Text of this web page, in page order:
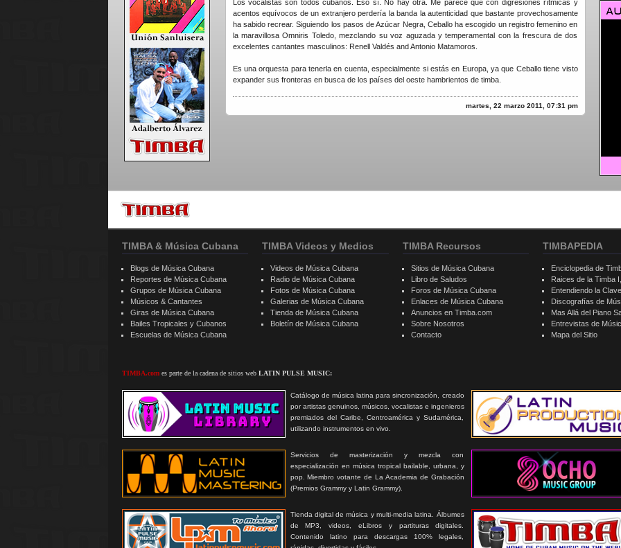
Los vocalistas son todos cubanos. Eso sí. No hay otra. Me parece que con digresiones rítmicas y
acentos equívocos de un extranjero perdería la banda la autenticidad que bastante provechosamente
ha sabido recrear. Siguiendo los pasos de Azúcar Negra, Ceballo ha escogido un registro femenino en
la maravillosa Omniris Toledo, mezclando su voz aguzada y temperamental con la frescura de dos
excelentes cantantes masculinos: Renell Valdés and Antonio Matamoros.
Es una orquesta para tenerla en cuenta, especialmente si estás en Europa, ya que Ceballo tiene visto
expander sus fronteras en busca de los países del oeste hambrientos de timba.
martes, 22 marzo 2011, 07:31 pm
TIMBA & Música Cubana
Blogs de Música Cubana
Reportes de Música Cubana
Grupos de Música Cubana
Músicos & Cantantes
Giras de Música Cubana
Bailes Tropicales y Cubanos
Escuelas de Música Cubana
TIMBA.comes parte de la cadena de sitios web LATIN PULSE MUSIC:
Catálogo de música latina para sincronización, creado
por artistas genuinos, músicos, vocalistas e ingenieros
premiados del Caribe, Centroamérica y Sudamérica,
utilizando instrumentos en vivo.
Servicios de masterización y mezcla con
especialización en música tropical bailable, urbana, y
pop. Miembro votante de La Academia de Grabación
(Premios Grammy y Latin Grammy).
Tienda digital de música y multi-media latina. Álbumes
de MP3, videos, eLibros y partituras digitales.
Contenido latino para descargas 100% legales,
TIMBA Videos y Medios
Videos de Música Cubana
Radio de Música Cubana
Fotos de Música Cubana
Galerias de Música Cubana
Tienda de Música Cubana
Boletín de Música Cubana
TIMBA Recursos
Sitios de Música Cubana
Libro de Saludos
Foros de Música Cubana
Enlaces de Música Cubana
Anuncios en Timba.com
Sobre Nosotros
Contacto
TIMBAPEDIA
Enciclopedia de
Raices de la Timba
Entendiendo la
Discografías de
Mas Allá del Piano
Entrevistas de
Mapa del Sitio